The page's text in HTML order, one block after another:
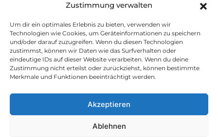
Zustimmung verwalten
Um dir ein optimales Erlebnis zu bieten, verwenden wir
Technologien wie Cookies, um Geräteinformationen zu speichern
und/oder darauf zuzugreifen. Wenn du diesen Technologien
zustimmst, können wir Daten wie das Surfverhalten oder
eindeutige IDs auf dieser Website verarbeiten. Wenn du deine
Zustimmung nicht erteilst oder zurückziehst, können bestimmte
Merkmale und Funktionen beeinträchtigt werden.
Akzeptieren
Ablehnen
Services
Sortiment
Teamshops
Kontakt
Sport Krebs im Web
Folgen lohnt sich!